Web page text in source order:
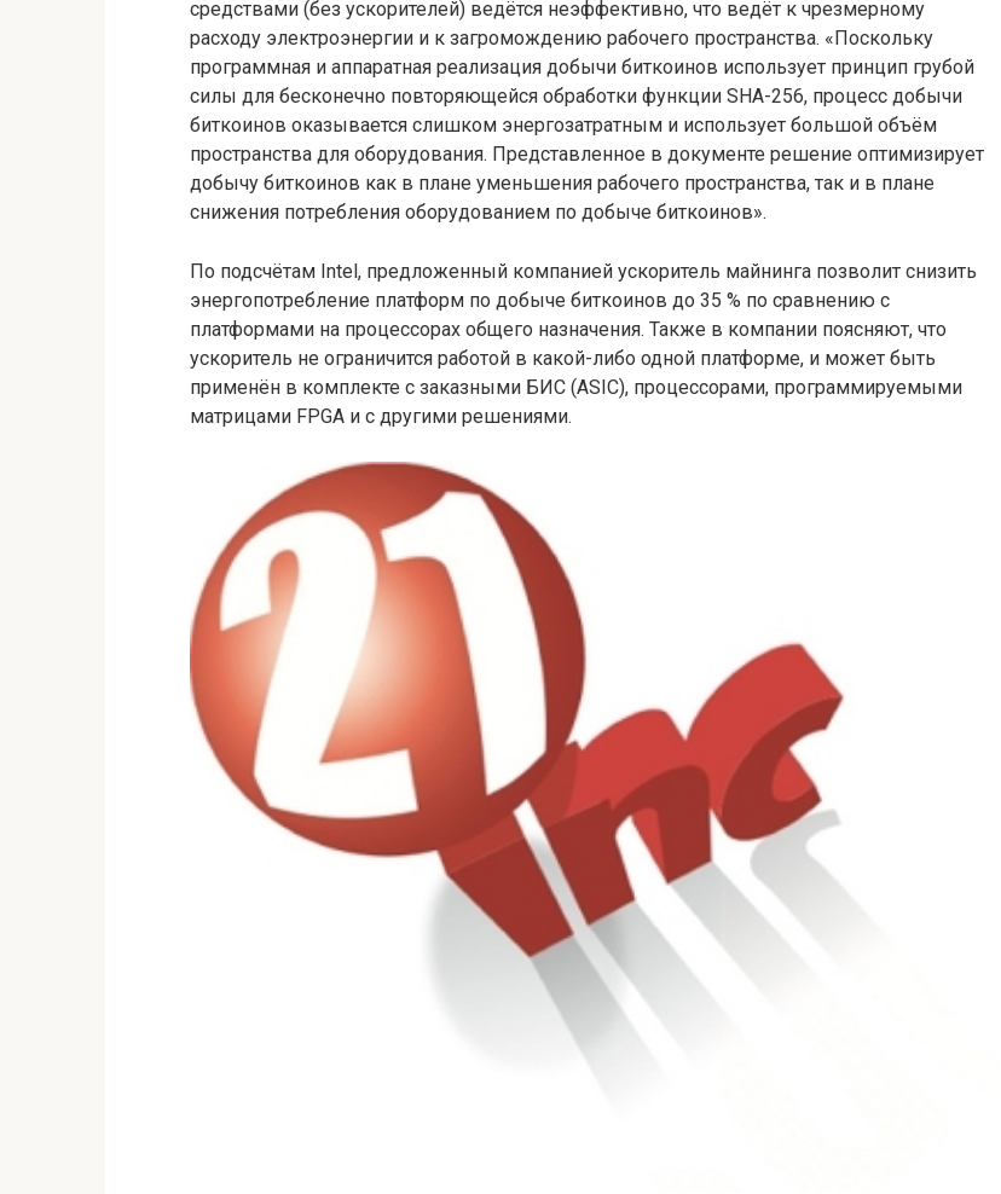
средствами (без ускорителей) ведётся неэффективно, что ведёт к чрезмерному
расходу электроэнергии и к загромождению рабочего пространства. «Поскольку
программная и аппаратная реализация добычи биткоинов использует принцип грубой
силы для бесконечно повторяющейся обработки функции SHA-256, процесс добычи
биткоинов оказывается слишком энергозатратным и использует большой объём
пространства для оборудования. Представленное в документе решение оптимизирует
добычу биткоинов как в плане уменьшения рабочего пространства, так и в плане
снижения потребления оборудованием по добыче биткоинов».
По подсчётам Intel, предложенный компанией ускоритель майнинга позволит снизить
энергопотребление платформ по добыче биткоинов до 35 % по сравнению с
платформами на процессорах общего назначения. Также в компании поясняют, что
ускоритель не ограничится работой в какой-либо одной платформе, и может быть
применён в комплекте с заказными БИС (ASIC), процессорами, программируемыми
матрицами FPGA и с другими решениями.